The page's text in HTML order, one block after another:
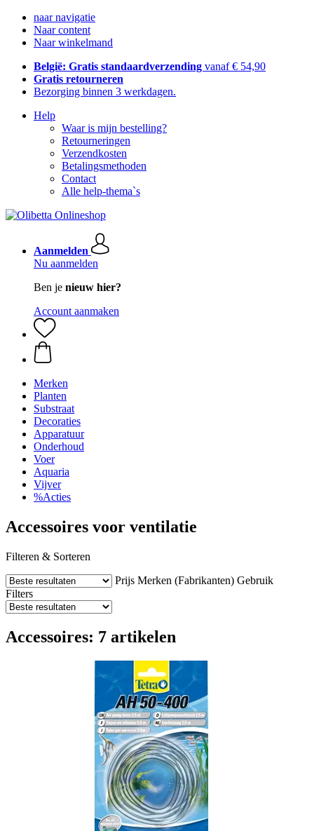
naar navigatie
Naar content
Naar winkelmand
België: Gratis standaardverzending vanaf € 54,90
Gratis retourneren
Bezorging binnen 3 werkdagen.
Help
Waar is mijn bestelling?
Retourneringen
Verzendkosten
Betalingsmethoden
Contact
Alle help-thema`s
Aanmelden
Nu aanmelden
Ben je nieuw hier?
Account aanmaken
Merken
Planten
Substraat
Decoraties
Apparatuur
Onderhoud
Voer
Aquaria
Vijver
%Acties
Accessoires voor ventilatie
Filteren & Sorteren
Prijs Merken (Fabrikanten) Gebruik
Filters
Accessoires: 7 artikelen